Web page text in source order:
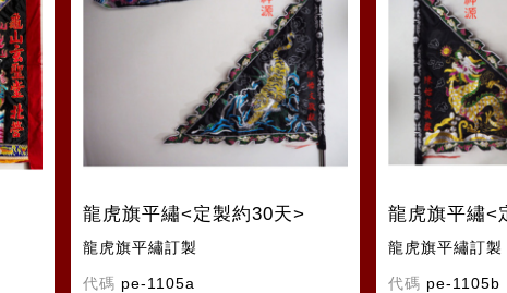
龍虎旗平繡<定製約30天>
龍虎旗平繡訂製
代碼 pe-1105a
龍虎旗平繡<
龍虎旗平繡訂製
代碼 pe-1105b